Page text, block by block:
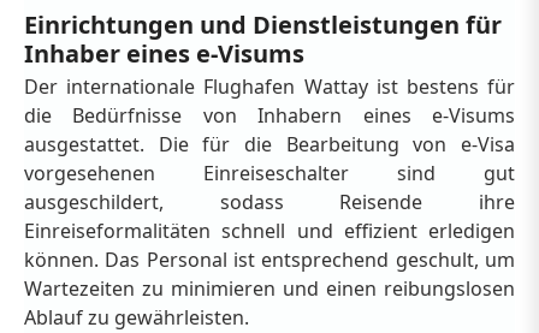
Einrichtungen und Dienstleistungen für
Inhaber eines e-Visums
Der internationale Flughafen Wattay ist bestens für
die Bedürfnisse von Inhabern eines e-Visums
ausgestattet. Die für die Bearbeitung von e-Visa
vorgesehenen Einreiseschalter sind gut
ausgeschildert, sodass Reisende ihre
Einreiseformalitäten schnell und effizient erledigen
können. Das Personal ist entsprechend geschult, um
Wartezeiten zu minimieren und einen reibungslosen
Ablauf zu gewährleisten.